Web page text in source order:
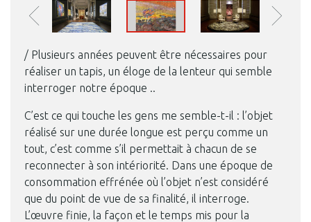
/ Plusieurs années peuvent être nécessaires pour
réaliser un tapis, un éloge de la lenteur qui semble
interroger notre époque ..
C’est ce qui touche les gens me semble-t-il : l’objet
réalisé sur une durée longue est perçu comme un
tout, c’est comme s’il permettait à chacun de se
reconnecter à son intériorité. Dans une époque de
consommation effrénée où l’objet n’est considéré
que du point de vue de sa finalité, il interroge.
L’œuvre finie, la façon et le temps mis pour la